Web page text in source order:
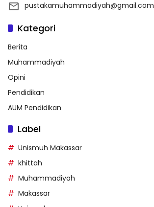
pustakamuhammadiyah@gmail.com
Kategori
Berita
Muhammadiyah
Opini
Pendidikan
AUM Pendidikan
Label
Unismuh Makassar
khittah
Muhammadiyah
Makassar